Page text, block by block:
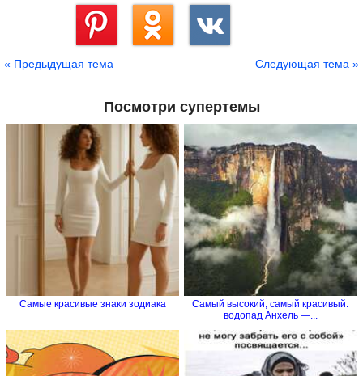
« Предыдущая тема Следующая тема »
Посмотри супертемы
Самые красивые знаки зодиака
Самый высокий, самый красивый:
водопад Анхель —...